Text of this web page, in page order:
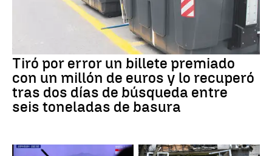
Tiró por error un billete premiado
con un millón de euros y lo recuperó
tras dos días de búsqueda entre
seis toneladas de basura